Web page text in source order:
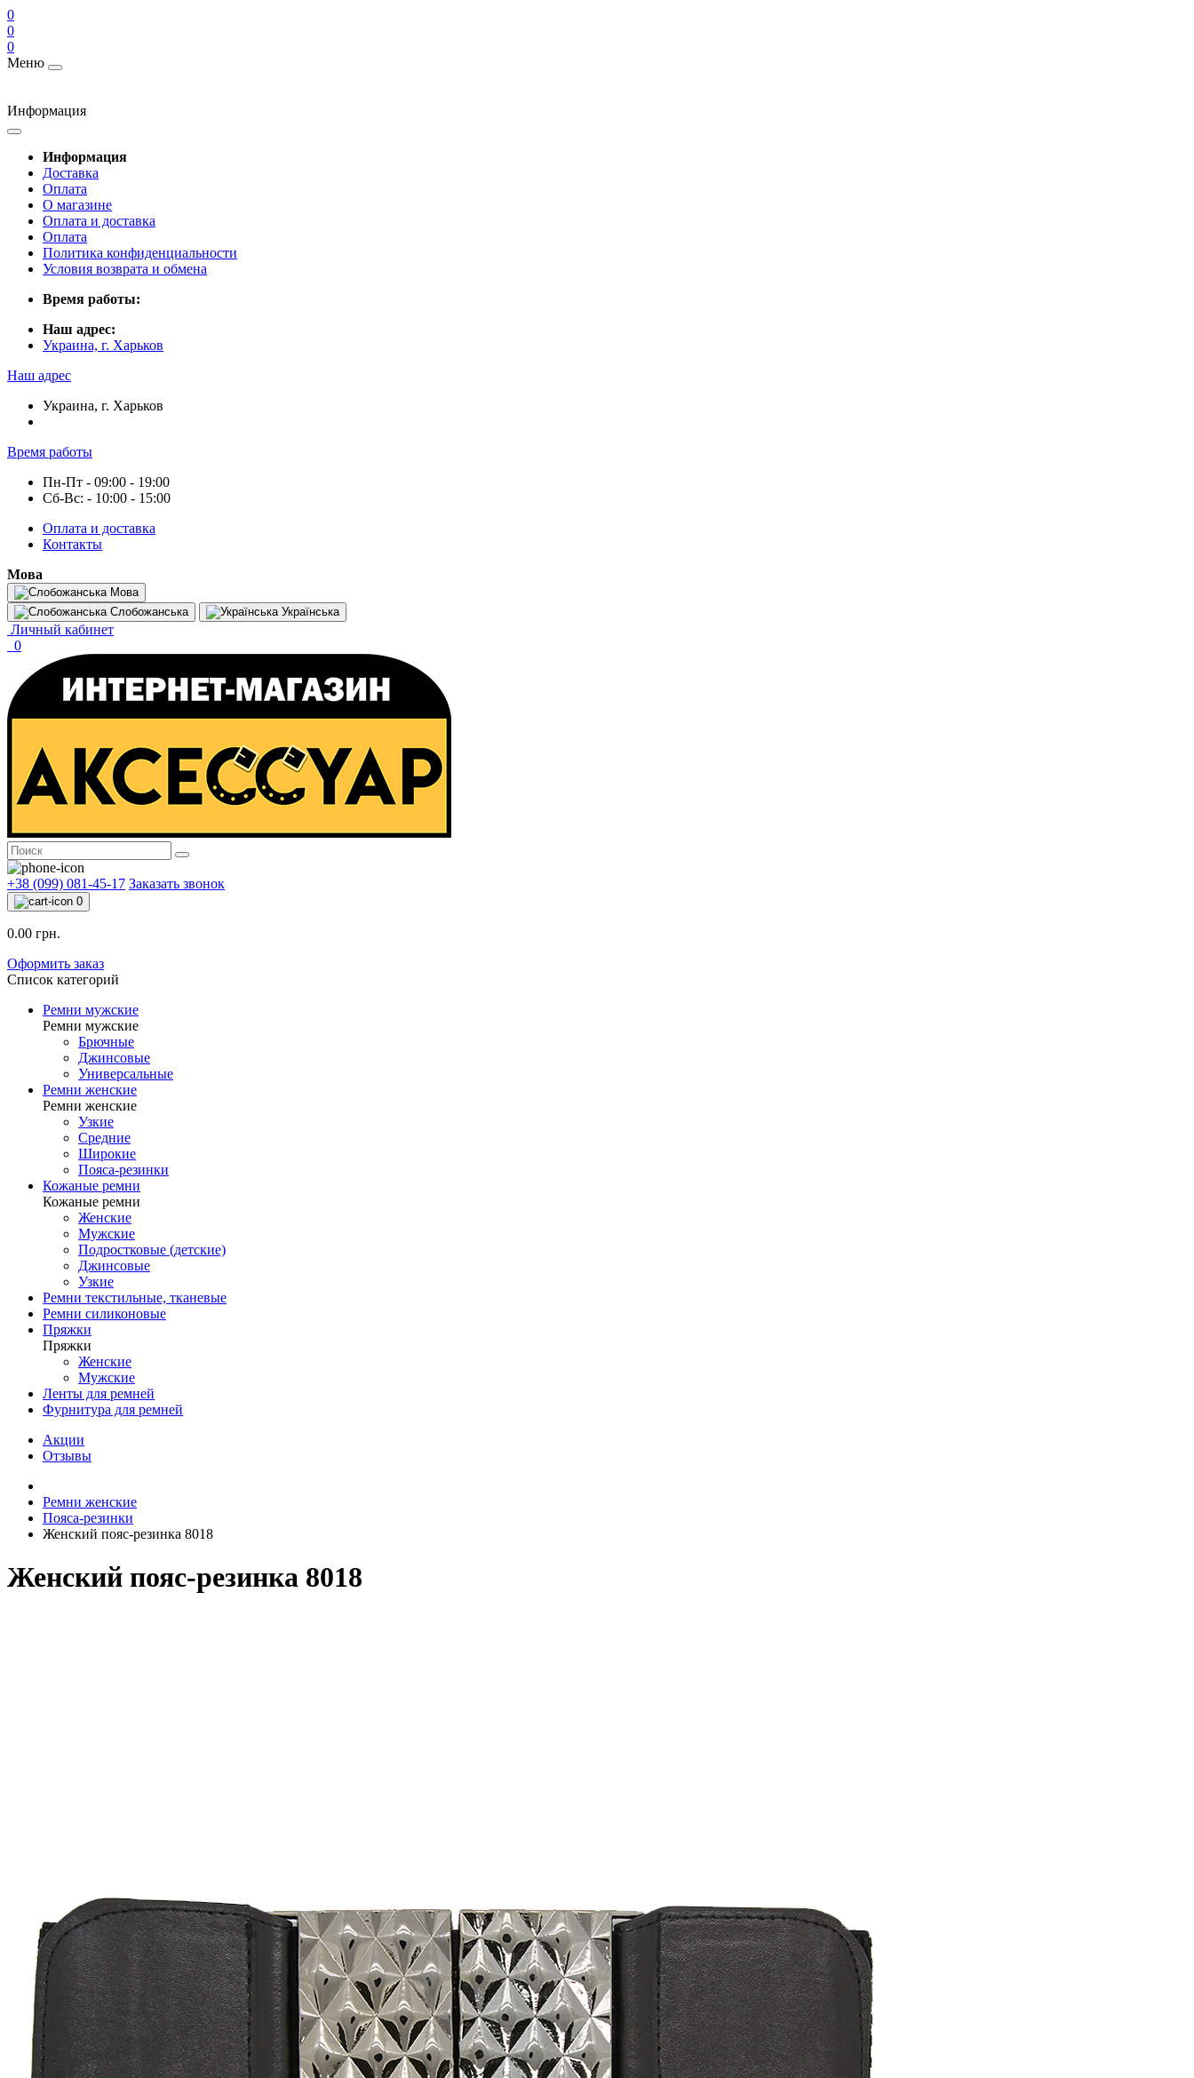
0
0
0
Меню
Информация
Информация
Доставка
Оплата
О магазине
Оплата и доставка
Оплата
Политика конфиденциальности
Условия возврата и обмена
Время работы:
Наш адрес:
Украина, г. Харьков
Наш адрес
Украина, г. Харьков
Время работы
Пн-Пт - 09:00 - 19:00
Сб-Вс: - 10:00 - 15:00
Оплата и доставка
Контакты
Мова
Мова
Слобожанська
Українська
Личный кабинет
0
+38 (099) 081-45-17 Заказать звонок
0
0.00 грн.
Оформить заказ
Список категорий
Ремни мужские
Ремни мужские
Брючные
Джинсовые
Универсальные
Ремни женские
Ремни женские
Узкие
Средние
Широкие
Пояса-резинки
Кожаные ремни
Кожаные ремни
Женские
Мужские
Подростковые (детские)
Джинсовые
Узкие
Ремни текстильные, тканевые
Ремни силиконовые
Пряжки
Пряжки
Женские
Мужские
Ленты для ремней
Фурнитура для ремней
Акции
Отзывы
Ремни женские
Пояса-резинки
Женский пояс-резинка 8018
Женский пояс-резинка 8018